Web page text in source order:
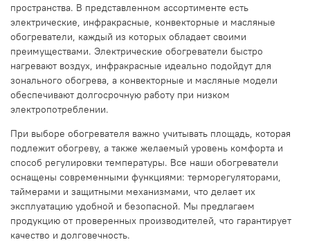
пространства. В представленном ассортименте есть
электрические, инфракрасные, конвекторные и масляные
обогреватели, каждый из которых обладает своими
преимуществами. Электрические обогреватели быстро
нагревают воздух, инфракрасные идеально подойдут для
зонального обогрева, а конвекторные и масляные модели
обеспечивают долгосрочную работу при низком
электропотреблении.
При выборе обогревателя важно учитывать площадь, которая
подлежит обогреву, а также желаемый уровень комфорта и
способ регулировки температуры. Все наши обогреватели
оснащены современными функциями: терморегуляторами,
таймерами и защитными механизмами, что делает их
эксплуатацию удобной и безопасной. Мы предлагаем
продукцию от проверенных производителей, что гарантирует
качество и долговечность.